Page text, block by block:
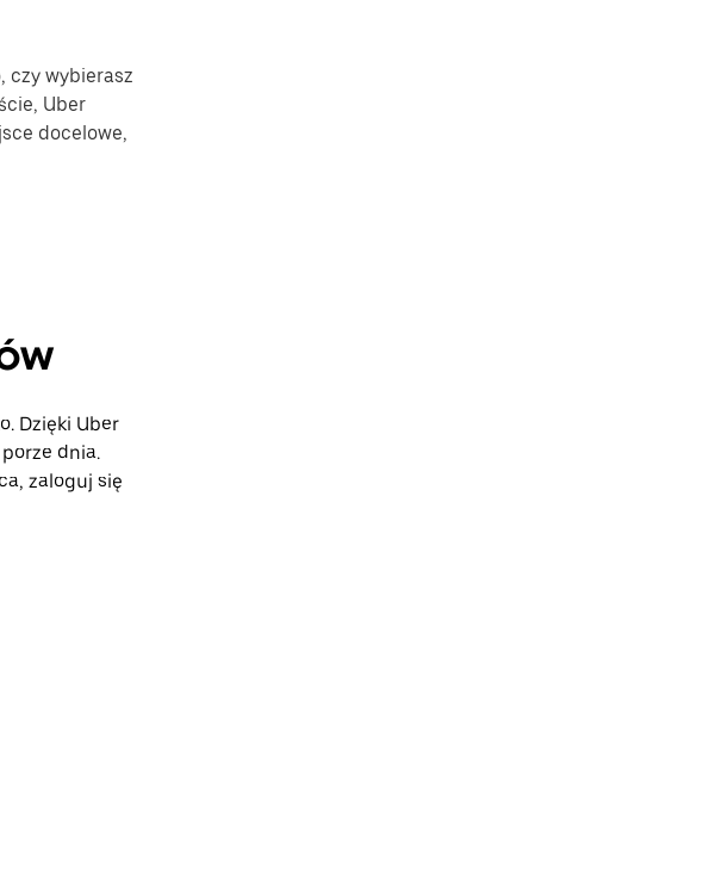
czy wybierasz
Uber
docelowe,
Dzięki Uber
dnia.
zaloguj się